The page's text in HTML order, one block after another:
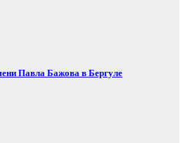
Павла Бажова в Бергуле